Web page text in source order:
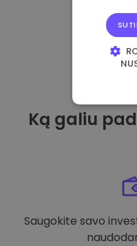
Ką galiu
Saugokite savo